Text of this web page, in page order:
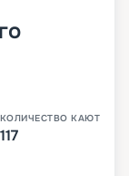
КОЛИЧЕСТВО КАЮТ
117